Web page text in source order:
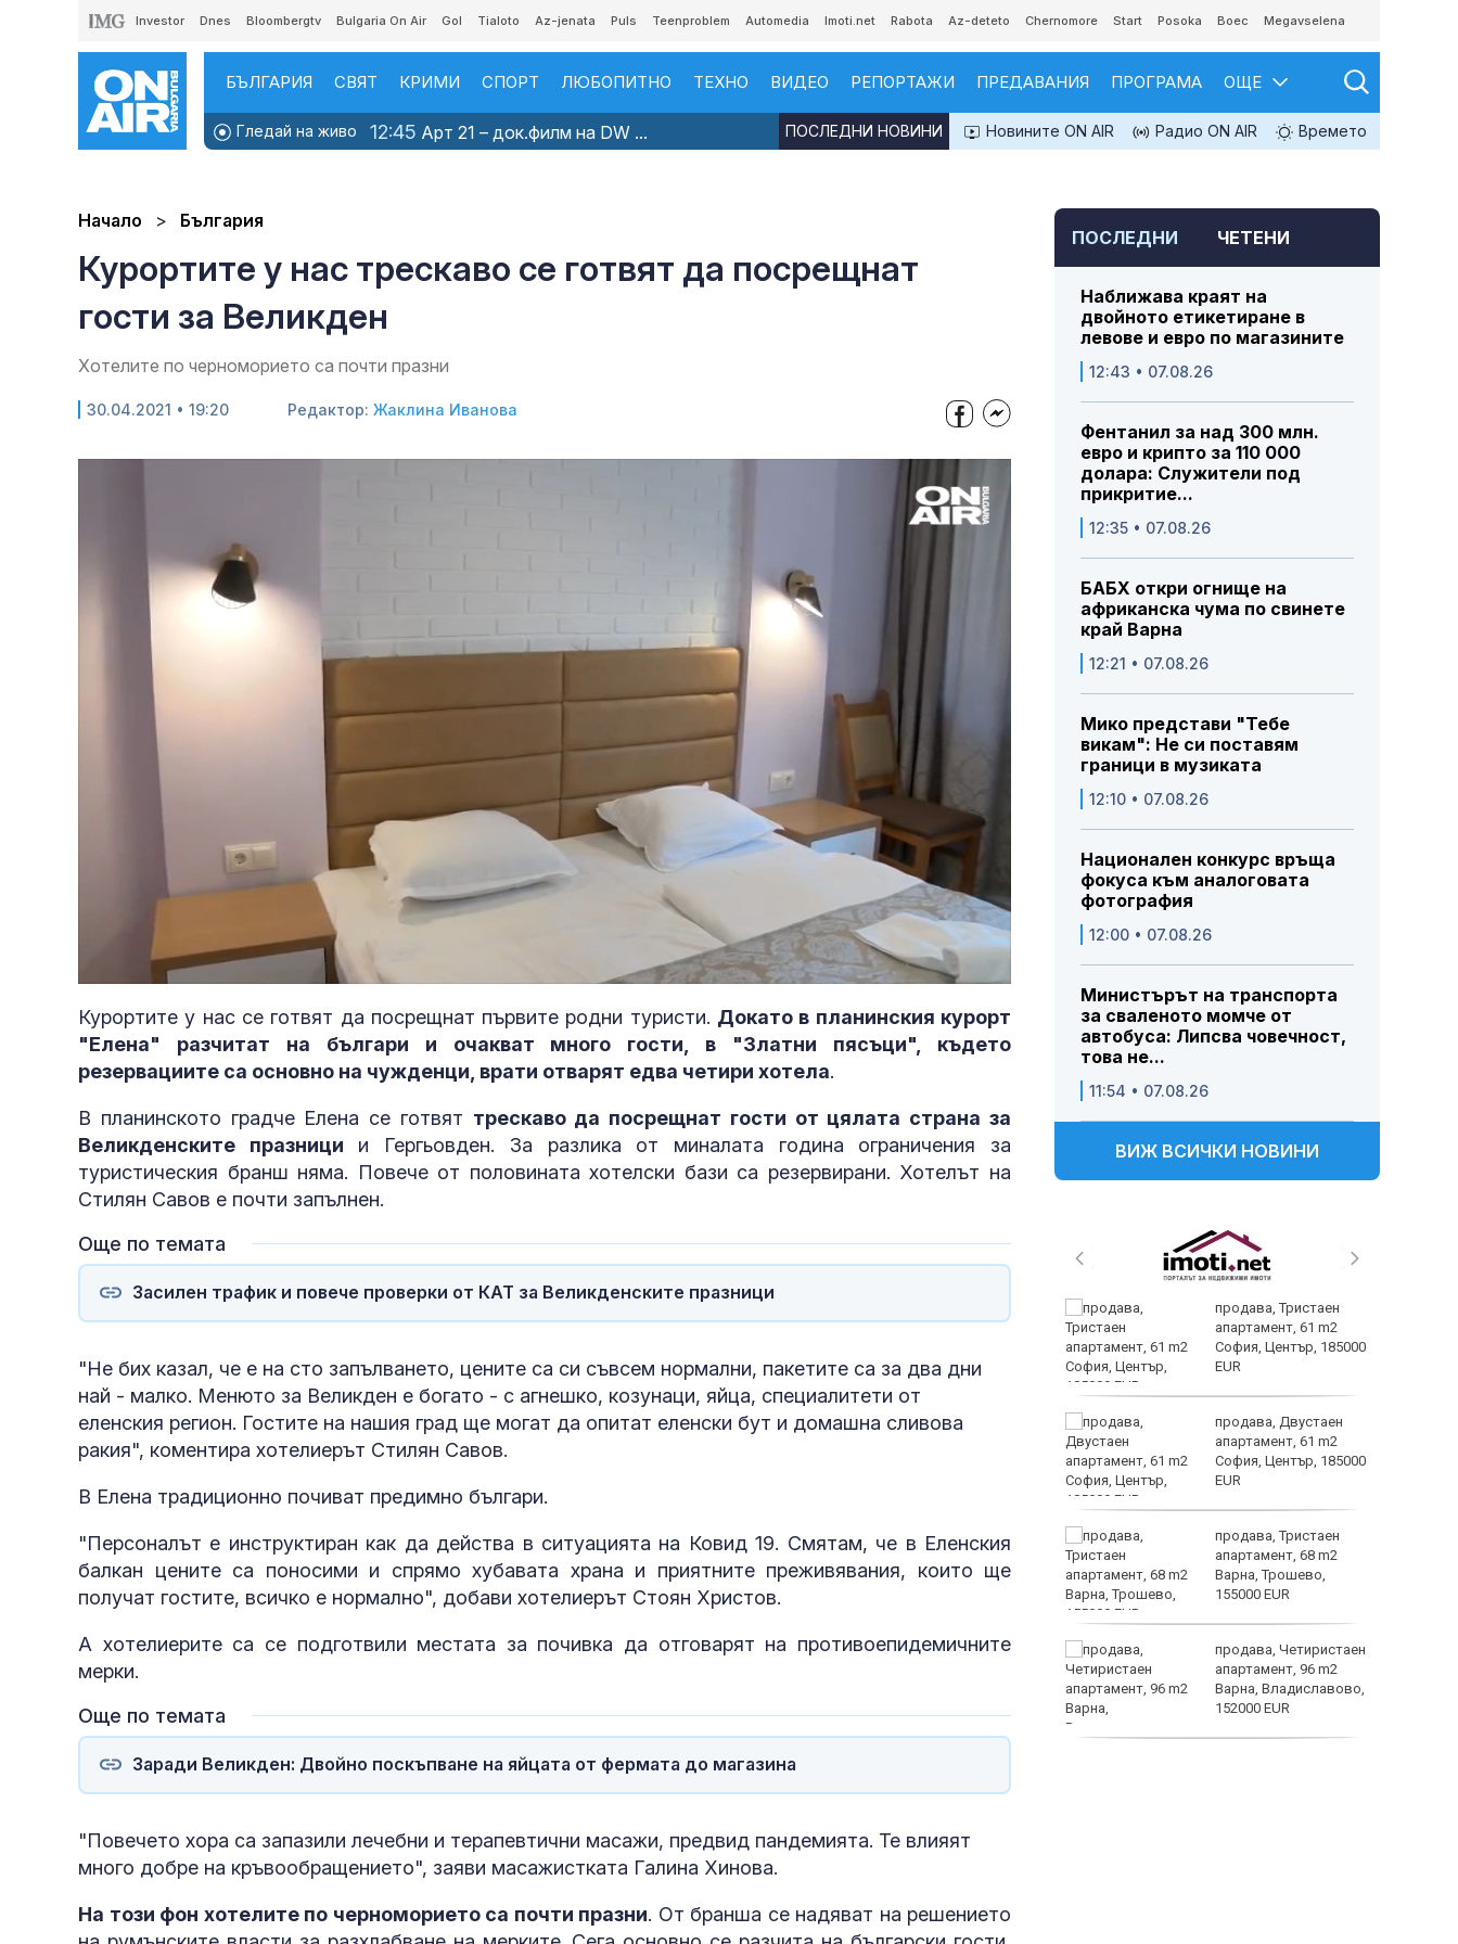
Investor Dnes Bloombergtv Bulgaria On Air Gol Tialoto Az-jenata Puls Teenproblem Automedia Imoti.net Rabota Az-deteto Chernomore Start Posoka Boec Megavselena
БЪЛГАРИЯ СВЯТ КРИМИ СПОРТ ЛЮБОПИТНО ТЕХНО ВИДЕО РЕПОРТАЖИ ПРЕДАВАНИЯ ПРОГРАМА ОЩЕ
Гледай на живо 12:45 Арт 21 – док.филм на DW ... Новините ON AIR Радио ON AIR Времето
ПОСЛЕДНИ НОВИНИ
Начало България
Курортите у нас трескаво се готвят да посрещнат
гости за Великден
Хотелите по черноморието са почти празни
30.04.2021 • 19:20 Редактор: Жаклина Иванова
Unmute Loaded
41.83%
Курортите у нас се готвят да посрещнат първите родни туристи. Докато в планинския курорт
"Елена" разчитат на българи и очакват много гости, в "Златни пясъци", където
резервациите са основно на чужденци, врати отварят едва четири хотела.
В планинското градче Елена се готвят трескаво да посрещнат гости от цялата страна за
Великденските празници и Гергьовден. За разлика от миналата година ограничения за
туристическия бранш няма. Повече от половината хотелски бази са резервирани. Хотелът на
Стилян Савов е почти запълнен.
Още по темата
Засилен трафик и повече проверки от КАТ за Великденските празници
"Не бих казал, че е на сто запълването, цените са си съвсем нормални, пакетите са за два дни
най - малко. Менюто за Великден е богато - с агнешко, козунаци, яйца, специалитети от
еленския регион. Гостите на нашия град ще могат да опитат еленски бут и домашна сливова
ракия", коментира хотелиерът Стилян Савов.
В Елена традиционно почиват предимно българи.
"Персоналът е инструктиран как да действа в ситуацията на Ковид 19. Смятам, че в Еленския
балкан цените са поносими и спрямо хубавата храна и приятните преживявания, които ще
получат гостите, всичко е нормално", добави хотелиерът Стоян Христов.
А хотелиерите са се подготвили местата за почивка да отговарят на противоепидемичните
мерки.
Още по темата
Заради Великден: Двойно поскъпване на яйцата от фермата до магазина
"Повечето хора са запазили лечебни и терапевтични масажи, предвид пандемията. Те влияят
много добре на кръвообращението", заяви масажистката Галина Хинова.
На този фон хотелите по черноморието са почти празни. От бранша се надяват на решението
ПОСЛЕДНИ ЧЕТЕНИ
Наближава краят на
двойното етикетиране в
левове и евро по магазините
12:43 • 07.08.26
Фентанил за над 300 млн.
евро и крипто за 110 000
долара: Служители под
прикритие...
12:35 • 07.08.26
БАБХ откри огнище на
африканска чума по свинете
край Варна
12:21 • 07.08.26
Мико представи "Тебе
викам": Не си поставям
граници в музиката
12:10 • 07.08.26
Национален конкурс връща
фокуса към аналоговата
фотография
12:00 • 07.08.26
Министърът на транспорта
за сваленото момче от
автобуса: Липсва човечност,
това не...
11:54 • 07.08.26
ВИЖ ВСИЧКИ НОВИНИ
министър: Не е
дете със СОП
Братовчед на убития
жени
Насилие в Радомир:
Малолетни бият дете,
смеят се и снимат
Слънчев бряг пращи от
познавате ли тази
„Зачатие“ и „Искам
Аполипопротеин B –
кога само стойността
на LDL-холестерола не
12 са новите
продава, Тристаен
апартамент, 61 m2
София, Център, 185000
EUR
продава, Двустаен
апартамент, 61 m2
София, Център, 185000
EUR
продава, Тристаен
апартамент, 68 m2
Варна, Трошево,
155000 EUR
продава, Четиристаен
апартамент, 96 m2
Варна, Владиславово,
152000 EUR